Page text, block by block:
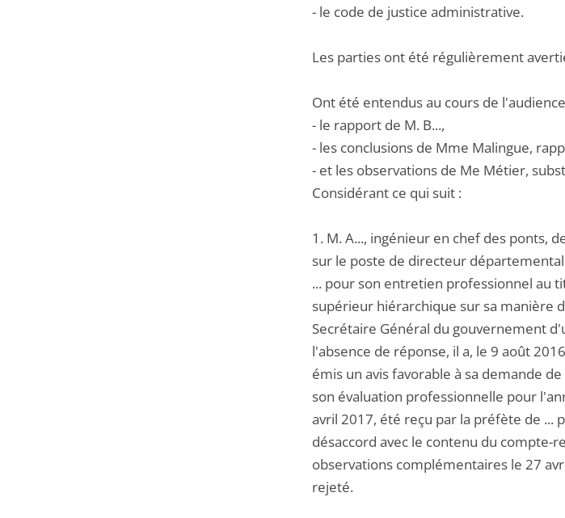
- le code de justice administrative.
Les parties ont été régulièrement
Ont été entendus au cours de
- le rapport de M. B...,
- les conclusions de Mme Malingue,
- et les observations de Me Métier,
Considérant ce qui suit :
1. M. A..., ingénieur en chef des ponts,
sur le poste de directeur
... pour son entretien professionnel au
supérieur hiérarchique sur sa manière
Secrétaire Général du gouvernement
l'absence de réponse, il a, le 9 août
émis un avis favorable à sa demande
son évaluation professionnelle pour
avril 2017, été reçu par la préfète de ...
désaccord avec le contenu du compte-
observations complémentaires le 27
rejeté.